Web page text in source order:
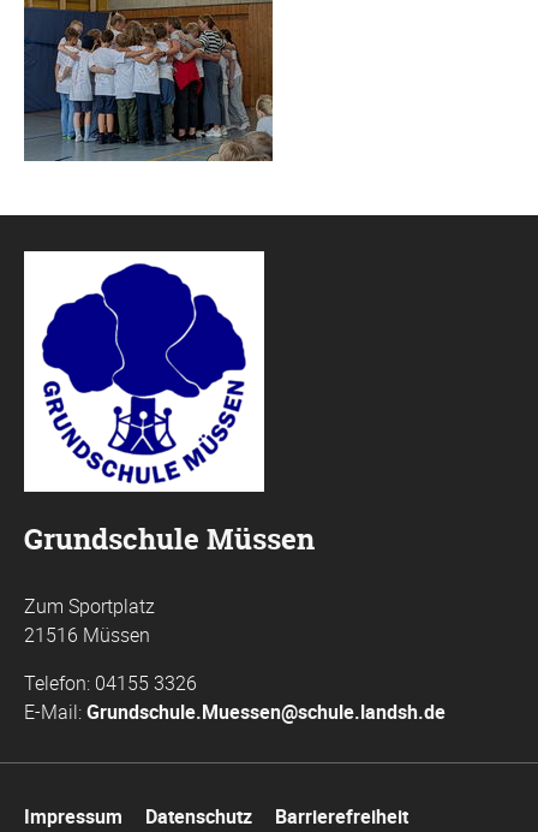
Grundschule Müssen
Zum Sportplatz
21516 Müssen
Telefon: 04155 3326
E-Mail:Grundschule.Muessen@schule.landsh.de
überspringen
Impressum Datenschutz Barrierefreiheit